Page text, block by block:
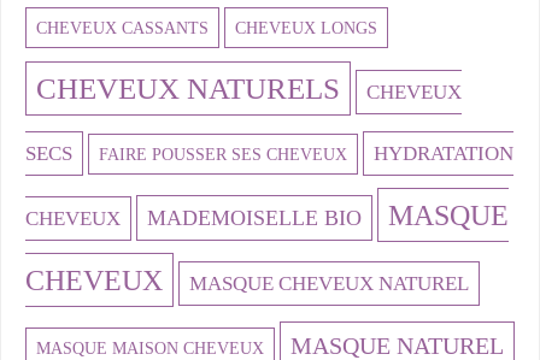
CHEVEUX CASSANTS CHEVEUX LONGS
CHEVEUX NATURELS CHEVEUX
SECS FAIRE POUSSER SES CHEVEUX HYDRATATION
CHEVEUX MADEMOISELLE BIO
MASQUE
CHEVEUX
MASQUE CHEVEUX NATUREL
MASQUE MAISON CHEVEUX MASQUE NATUREL